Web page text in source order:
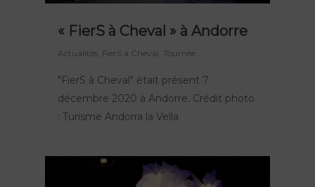
« FierS à Cheval » à Andorre
Actualités FierS à Cheval Tournée
"FierS à Cheval" était présent 7
décembre 2020 à Andorre. Crédit photo
: Turisme Andorra la Vella